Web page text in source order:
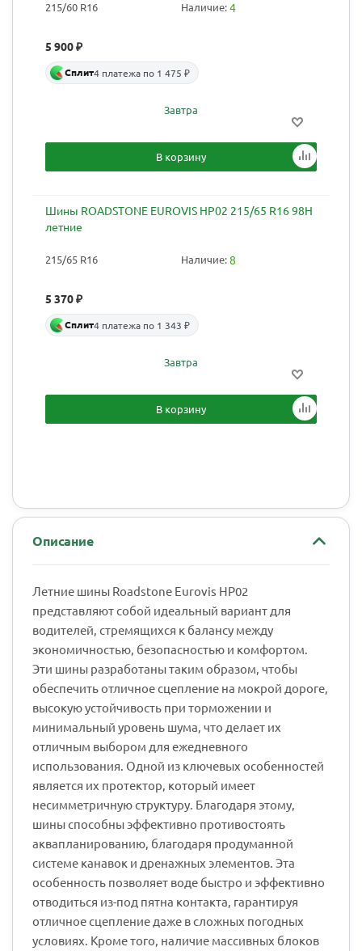
215/60 R16 Наличие:4
5 900₽
Сплит4 платежа по 1 475 ₽
Завтра
В корзину
Шины ROADSTONE EUROVIS HP02 215/65 R16 98H
летние
215/65 R16 Наличие:8
5 370₽
Сплит4 платежа по 1 343 ₽
Завтра
В корзину
Описание
Летние шины Roadstone Eurovis HP02
представляют собой идеальный вариант для
водителей, стремящихся к балансу между
экономичностью, безопасностью и комфортом.
Эти шины разработаны таким образом, чтобы
обеспечить отличное сцепление на мокрой дороге,
высокую устойчивость при торможении и
минимальный уровень шума, что делает их
отличным выбором для ежедневного
использования. Одной из ключевых особенностей
является их протектор, который имеет
несимметричную структуру. Благодаря этому,
шины способны эффективно противостоять
аквапланированию, благодаря продуманной
системе канавок и дренажных элементов. Эта
особенность позволяет воде быстро и эффективно
отводиться из-под пятна контакта, гарантируя
отличное сцепление даже в сложных погодных
условиях. Кроме того, наличие массивных блоков